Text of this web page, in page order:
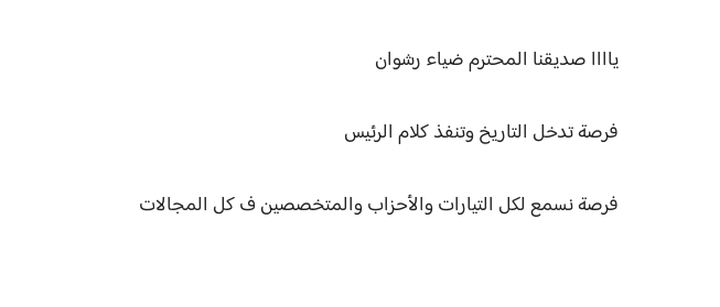
ياااا صديقنا المحترم ضياء رشوان
فرصة تدخل التاريخ وتنفذ كلام الرئيس
فرصة نسمع لكل التيارات والأحزاب والمتخصصين ف كل المجالات